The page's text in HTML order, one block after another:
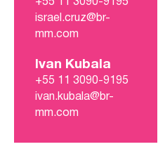
+55 11 3090-9195
israel.cruz@br-
mm.com
Ivan Kubala
+55 11 3090-9195
ivan.kubala@br-
mm.com